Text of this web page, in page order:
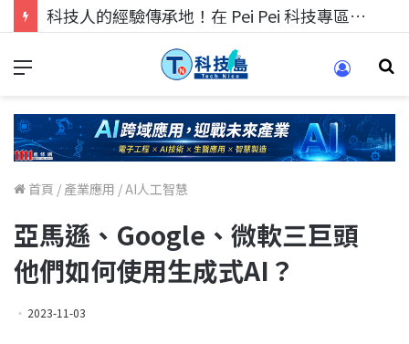
科技人找工作，就到TECH+ 科技專區!
首頁 / 產業應用 /AI人工智慧
亞馬遜、Google、微軟三巨頭
他們如何使用生成式AI？
2023-11-03